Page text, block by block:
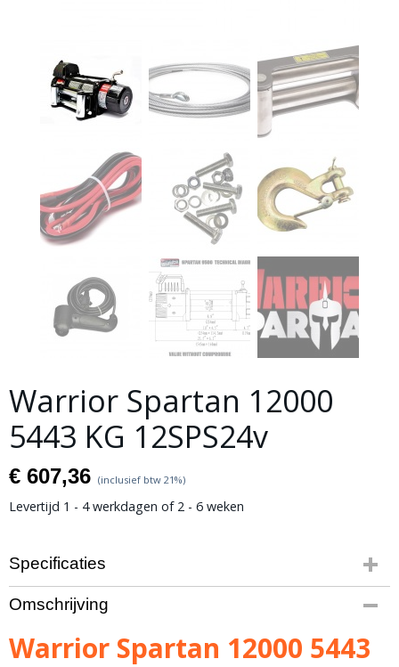
Warrior Spartan 12000
5443 KG 12SPS24v
€ 607,36 (inclusief btw 21%)
Levertijd 1 - 4 werkdagen of 2 - 6 weken
Specificaties
Productcode
10-828
Bruto gewicht
35,00 Kg
Omschrijving
Warrior Spartan 12000 5443